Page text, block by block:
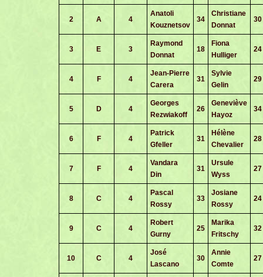
2 A 4
Anatoli
Kouznetsov
34
Christiane
Donnat
30
3 E 3
Raymond
Donnat
18
Fiona
Hulliger
24
4 F 4
Jean-Pierre
Carera
31
Sylvie
Gelin
29
5 D 4
Georges
Rezwiakoff
26
Geneviève
Hayoz
34
6 F 4
Patrick
Gfeller
31
Hélène
Chevalier
28
7 F 4
Vandara
Din
31
Ursule
Wyss
27
8 C 4
Pascal
Rossy
33
Josiane
Rossy
24
9 C 4
Robert
Gurny
25
Marika
Fritschy
32
10 C 4
José
Lascano
30
Annie
Comte
27